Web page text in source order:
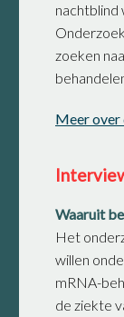
nachtblind
zoeken
Meer over
Waaruit
Het
willen
mRNA-
de ziekte